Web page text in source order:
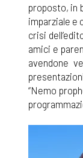
proposto, in
imparziale e
crisi
amici e
avendone
“Nemo